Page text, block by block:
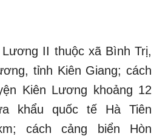
II thuộc xã Bình Trị,
tỉnh Kiên Giang; cách
Kiên Lương khoảng 12
khẩu quốc tế Hà Tiên
cách cảng biển Hòn